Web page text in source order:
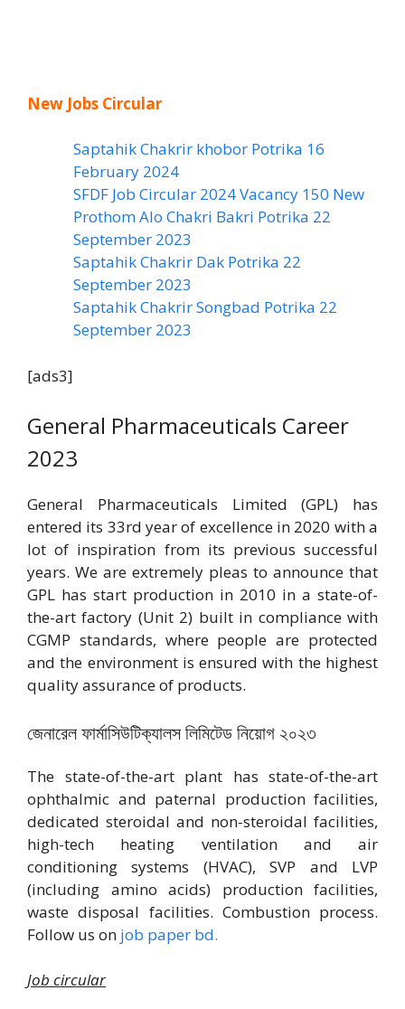
New Jobs Circular
Saptahik Chakrir khobor Potrika 16
February 2024
SFDF Job Circular 2024 Vacancy 150 New
Prothom Alo Chakri Bakri Potrika 22
September 2023
Saptahik Chakrir Dak Potrika 22
‍September 2023
Saptahik Chakrir Songbad Potrika 22
September 2023
[ads3]
General Pharmaceuticals Career
2023
General Pharmaceuticals Limited (GPL) has
entered its 33rd year of excellence in 2020 with a
lot of inspiration from its previous successful
years. We are extremely pleas to announce that
GPL has start production in 2010 in a state-of-
the-art factory (Unit 2) built in compliance with
CGMP standards, where people are protected
and the environment is ensured with the highest
quality assurance of products.
জেনারেল ফার্মাসিউটিক্যালস লিমিটেড নিয়োগ ২০২৩
The state-of-the-art plant has state-of-the-art
ophthalmic and paternal production facilities,
dedicated steroidal and non-steroidal facilities,
high-tech heating ventilation and air
conditioning systems (HVAC), SVP and LVP
(including amino acids) production facilities,
waste disposal facilities. Combustion process.
Follow us on job paper bd.
Job circular